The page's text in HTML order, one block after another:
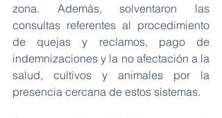
zona. Además, solventaron las
consultas referentes al procedimiento
de quejas y reclamos, pago de
indemnizaciones y la no afectación a la
salud, cultivos y animales por la
presencia cercana de estos sistemas.